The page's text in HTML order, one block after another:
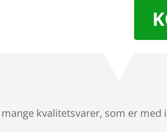
kvalitetsvarer, som er